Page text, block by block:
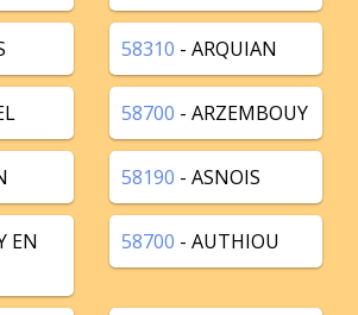
58310 - ARQUIAN
58700 - ARZEMBOUY
58190 - ASNOIS
EN
58700 - AUTHIOU